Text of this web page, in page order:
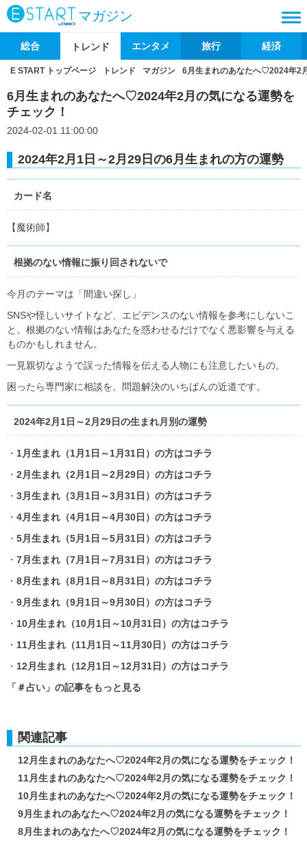
マガジン
総合 トレンド エンタメ 旅行 経済
E START トップページ トレンド マガジン 6月生まれのあなたへ♡2024年2
6月生まれのあなたへ♡2024年2月の気になる運勢を
チェック！
2024-02-01 11:00:00
2024年2月1日～2月29日の6月生まれの方の運勢
カード名
【魔術師】
根拠のない情報に振り回されないで
今月のテーマは「間違い探し」
SNSや怪しいサイトなど、エビデンスのない情報を参考にしないこ
と。根拠のない情報はあなたを惑わせるだけでなく悪影響を与える
ものかもしれません。
一見親切なようで誤った情報を伝える人物にも注意したいもの。
困ったら専門家に相談を。問題解決のいちばんの近道です。
2024年2月1日～2月29日の生まれ月別の運勢
・ 1月生まれ（1月1日～1月31日）の方はコチラ
・ 2月生まれ（2月1日～2月29日）の方はコチラ
・ 3月生まれ（3月1日～3月31日）の方はコチラ
・ 4月生まれ（4月1日～4月30日）の方はコチラ
・ 5月生まれ（5月1日～5月31日）の方はコチラ
・ 7月生まれ（7月1日～7月31日）の方はコチラ
・ 8月生まれ（8月1日～8月31日）の方はコチラ
・ 9月生まれ（9月1日～9月30日）の方はコチラ
・ 10月生まれ（10月1日～10月31日）の方はコチラ
・ 11月生まれ（11月1日～11月30日）の方はコチラ
・ 12月生まれ（12月1日～12月31日）の方はコチラ
「＃占い」の記事をもっと見る
関連記事
12月生まれのあなたへ♡2024年2月の気になる運勢をチェック！
11月生まれのあなたへ♡2024年2月の気になる運勢をチェック！
10月生まれのあなたへ♡2024年2月の気になる運勢をチェック！
9月生まれのあなたへ♡2024年2月の気になる運勢をチェック！
8月生まれのあなたへ♡2024年2月の気になる運勢をチェック！